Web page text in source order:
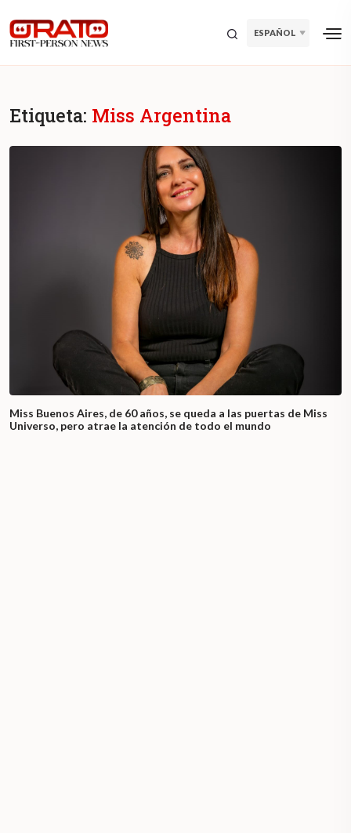
ESPAÑOL
Etiqueta: Miss Argentina
Miss Buenos Aires, de 60 años, se queda a las puertas de Miss
Universo, pero atrae la atención de todo el mundo